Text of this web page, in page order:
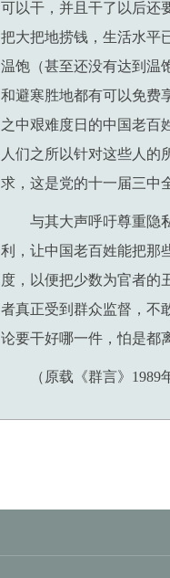
可以干，并且干了以后还
把大把地捞钱，生活水平
温饱（甚至还没有达到温
和避寒胜地都有可以免费
之中艰难度日的中国老百
人们之所以针对这些人的
求，这是党的十一届三中
与其大声呼吁尊重隐
利，让中国老百姓能把那
度，以便把少数为官者的
者真正受到群众监督，不
论要干好哪一件，怕是都
（原载《群言》1989